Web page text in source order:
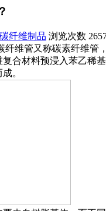
碳纤维制品 浏览次数
纤维管又称碳素纤维管
合材料预浸入苯乙稀
。